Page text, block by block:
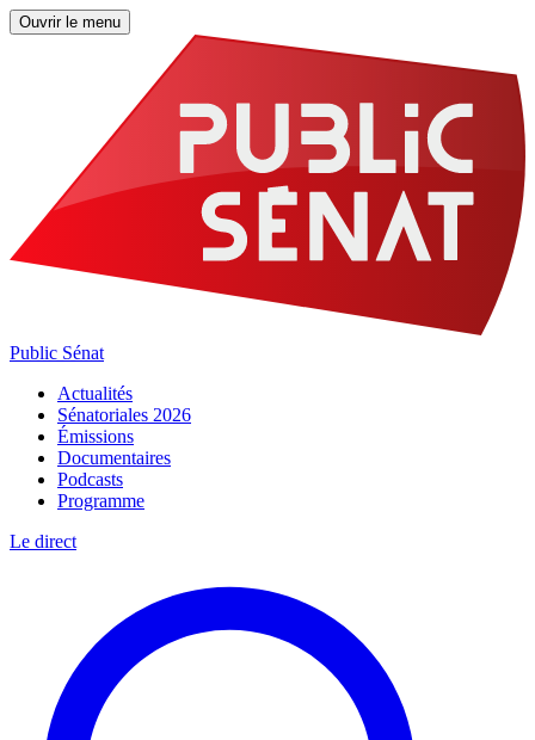
Ouvrir le menu
Public Sénat
Actualités
Sénatoriales 2026
Émissions
Documentaires
Podcasts
Programme
Le direct